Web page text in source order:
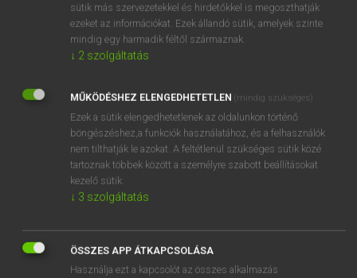
MICROSOFT OFFICE BŐVÍTMÉNY
BEÉPÜLŐ SZÓTÁRMODUL
ONLINE NYELVVIZSGA
EGYÉNI FELHASZNÁLÓKNAK
TANULÓKNAK
OKTATÁSI INTÉZMÉNYEKNEK
VÁLLALATI MEGOLDÁSOK
RÓLUNK
ELÉRHETŐSÉG
SÜTI BEÁLLÍTÁSOK
sütik más szervezetekkel és hirdetőkkel is megoszthatják
ezeket az információkat. Ezek állandó sütik, amelyek szinte
mindig egy harmadik féltől származnak.
↓ 2 szolgáltatás
MŰKÖDÉSHEZ ELENGEDHETETLEN (mindig szükséges)
Ezek a sütik elengedhetetlenek az oldalunkon történő
böngészéshez,a funkciók használatához, és a felhasználók
nem tilthatják le azokat. A feltétlenül szükséges sütik közé
tartoznak többek között a személyre szabott beállításokat
kezelő sütik.
↓ 3 szolgáltatás
ÖSSZES APP ÁTKAPCSOLÁSA
Használja ezt a kapcsolót az összes alkalmazás